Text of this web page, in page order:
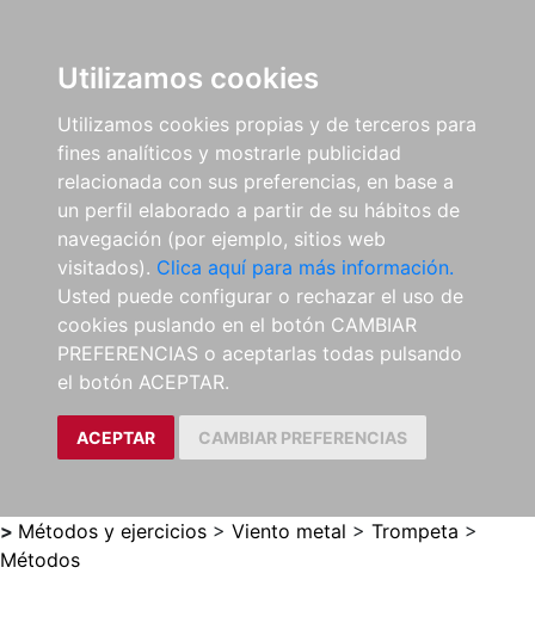
Utilizamos cookies
Utilizamos cookies propias y de terceros para
fines analíticos y mostrarle publicidad
relacionada con sus preferencias, en base a
un perfil elaborado a partir de su hábitos de
navegación (por ejemplo, sitios web
visitados). Clica aquí para más información.
Usted puede configurar o rechazar el uso de
cookies puslando en el botón CAMBIAR
PREFERENCIAS o aceptarlas todas pulsando
el botón ACEPTAR.
ACEPTAR CAMBIAR PREFERENCIAS
> Métodos y ejercicios > Viento metal > Trompeta >
Métodos